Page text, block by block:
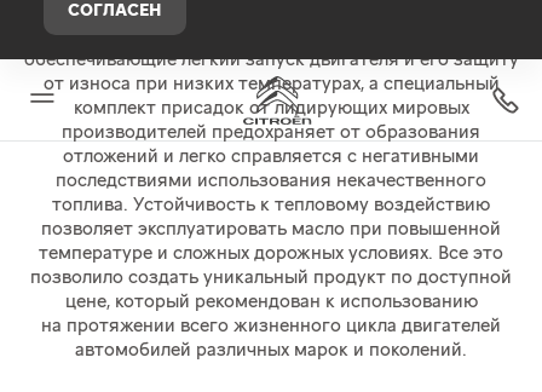
СОГЛАСЕН
В маслахEurorepar
высокотехнологичные синтетические базовые масла,
обеспечивающие лёгкий запуск двигателя и его защиту
от износа при низких температурах, а специальный
комплект присадок от лидирующих мировых
производителей предохраняет от образования
отложений и легко справляется с негативными
последствиями использования некачественного
топлива. Устойчивость к тепловому воздействию
позволяет эксплуатировать масло при повышенной
температуре и сложных дорожных условиях. Все это
позволило создать уникальный продукт по доступной
цене, который рекомендован к использованию
на протяжении всего жизненного цикла двигателей
автомобилей различных марок и поколений.